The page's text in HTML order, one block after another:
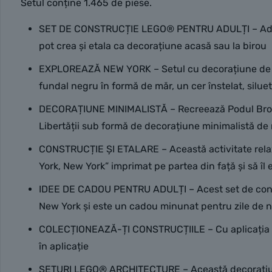
Setul conține 1.465 de piese.
SET DE CONSTRUCȚIE LEGO® PENTRU
pot crea și etala ca decorațiune acasă sau la birou
EXPLOREAZĂ NEW YORK – Setul cu
fundal negru în formă de măr, un cer înstelat,
DECORAȚIUNE MINIMALISTĂ – Recreează Podul
Libertății sub formă de decorațiune minimalistă de
CONSTRUCȚIE ȘI ETALARE – Această
York, New York” imprimat pe partea din față și să
IDEE DE CADOU PENTRU ADULȚI – Acest set
New York și este un cadou minunat pentru zile de
COLECȚIONEAZĂ-ȚI CONSTRUCȚIILE – Cu
în aplicație
SETURI LEGO® ARCHITECTURE – Această